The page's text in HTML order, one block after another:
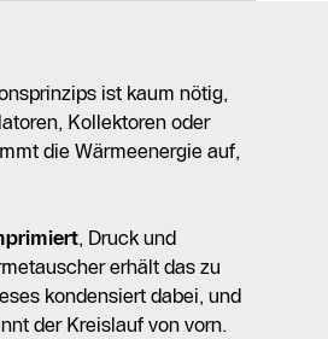
ist kaum nötig,
Kollektoren oder
die Wärmeenergie auf,
, Druck und
erhält das zu
kondensiert dabei, und
der Kreislauf von vorn.